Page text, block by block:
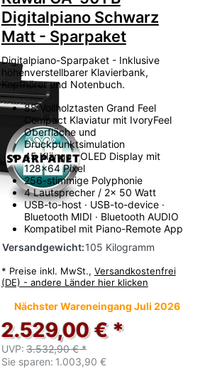
Digitalpiano Schwarz
Matt - Sparpaket
Digitalpiano-Sparpaket - Inklusive
höhenverstellbarer Klavierbank,
Kopfhörer und Notenbuch.
88 Vollholztasten Grand Feel
Compact Klaviatur mit IvoryFeel
Oberfläche und
Druckpunktsimulation
45 Klänge · OLED Display mit
128x64 Pixel
256-stimmige Polyphonie
4 Lautsprecher / 2x 50 Watt
USB-to-host · USB-to-device ·
Bluetooth MIDI · Bluetooth AUDIO
Kompatibel mit Piano-Remote App
Versandgewicht:105 Kilogramm
* Preise inkl. MwSt., Versandkostenfrei
(DE) - andere Länder hier klicken
Nächster Wareneingang Juli 2026
2.529,00 € *
UVP: 3.532,90 € *
Sie sparen: 1.003,90 €